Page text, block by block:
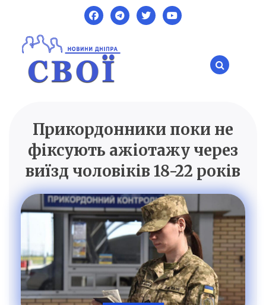
content
SVOI.DP.UA
Новини Дніпра
Прикордонники поки не
фіксують ажіотажу через
виїзд чоловіків 18-22 років